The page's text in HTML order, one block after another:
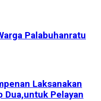
Palabuhanratu
Laksanakan
Dua,untuk Pelayan